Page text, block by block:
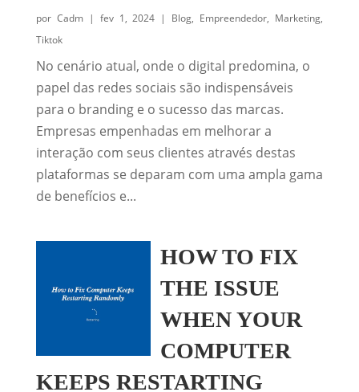
por Cadm| fev 1, 2024 | Blog, Empreendedor, Marketing,
Tiktok
No cenário atual, onde o digital predomina, o
papel das redes sociais são indispensáveis
para o branding e o sucesso das marcas.
Empresas empenhadas em melhorar a
interação com seus clientes através destas
plataformas se deparam com uma ampla gama
de benefícios e...
HOW TO FIX
THE ISSUE
WHEN YOUR
COMPUTER
KEEPS RESTARTING